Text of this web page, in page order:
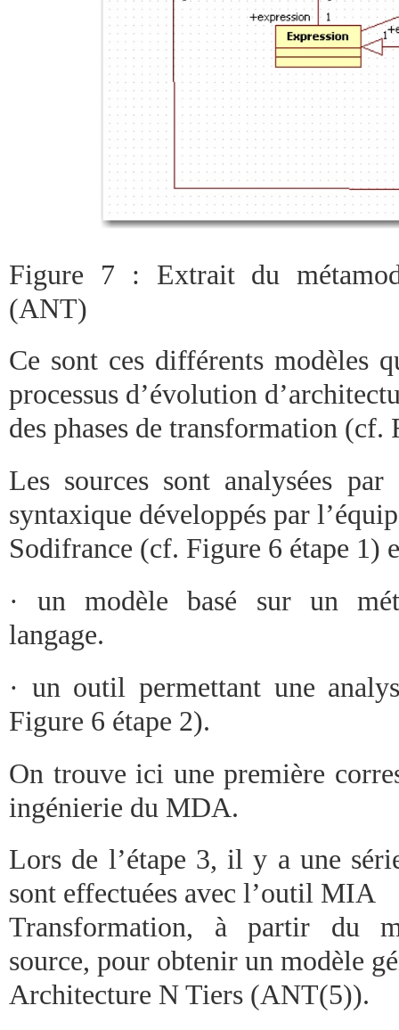
Figure 7 : Extrait du
(ANT)
Ce sont ces différents modèles
processus d’évolution
des phases de transformation (cf.
Les sources sont analysées
syntaxique développés par
Sodifrance (cf. Figure 6 étape 1)
· un modèle basé sur un
langage.
· un outil permettant une
Figure 6 étape 2).
On trouve ici une première
ingénierie du MDA.
Lors de l’étape 3, il y a une
sont effectuées avec l’outil MIA
Transformation, à partir du
source, pour obtenir un modèle
Architecture N Tiers (ANT(5)).